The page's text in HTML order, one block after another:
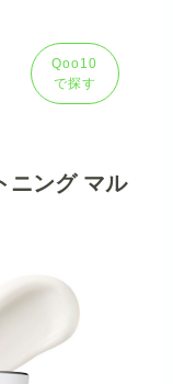
Qoo10
で探す
ニング マル